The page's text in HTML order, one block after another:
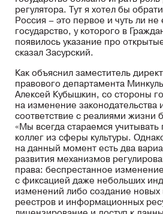
регулятора. Тут я хотел бы
Россия – это первое и чуть ли
государство, у которого в
появилось указание про
сказал Засурский.
Как объяснил заместитель
правового департамента
Алексей Кубышкин, со стороны
на изменение законодательства
соответствие с реалиями жизни
«Мы всегда стараемся
коллег из сферы культуры.
на данный момент есть два
развития механизмов
права: беспрестанное
с фиксацией даже небольших
изменений либо создание
реестров и информационных